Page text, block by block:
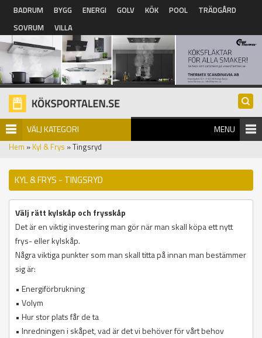
Hoppa till huvudinnehåll
BADRUM BYGG ENERGI GOLV KÖK POOL
TRÄDGÅRD
SOVRUM
VILLA
VÄLJ KATEGORI MENU
Hem » Kyl & Frys » Tingsryd
KYL & FRYS - TINGSRYD
Välj rätt kylskåp och frysskåp
Det är en viktig investering man gör när man skall köpa ett nytt
frys- eller kylskåp.
Några viktiga punkter som man skall titta på innan man bestämmer
sig är:
• Energiförbrukning
• Volym
• Hur stor plats får de ta
• Inredningen i skåpet, vad är det vi behöver för vårt behov